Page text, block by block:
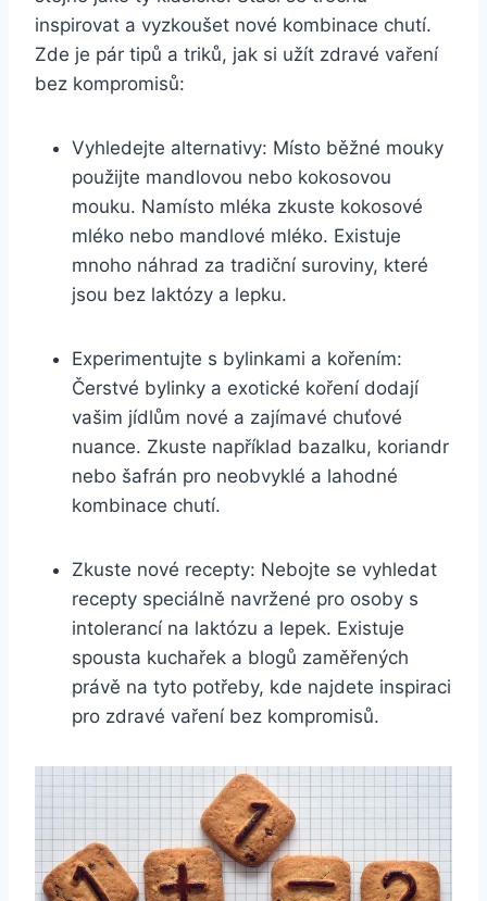
inspirovat a vyzkoušet nové kombinace chutí.
Zde je pár tipů a triků, jak si užít zdravé vaření
bez kompromisů:
Vyhledejte alternativy: Místo běžné mouky
použijte mandlovou nebo kokosovou
mouku. Namísto mléka zkuste kokosové
mléko nebo mandlové mléko. Existuje
mnoho náhrad za tradiční suroviny, které
jsou bez laktózy a lepku.
Experimentujte s bylinkami a kořením:
Čerstvé bylinky a exotické koření dodají
vašim jídlům nové a zajímavé chuťové
nuance. Zkuste například bazalku, koriandr
nebo šafrán pro neobvyklé a lahodné
kombinace chutí.
Zkuste nové recepty: Nebojte se vyhledat
recepty speciálně navržené pro osoby s
intolerancí na laktózu a lepek. Existuje
spousta kuchařek a blogů zaměřených
právě na tyto potřeby, kde najdete inspiraci
pro zdravé vaření bez kompromisů.